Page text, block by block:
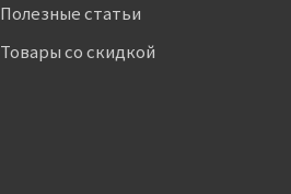
Полезные статьи
Товары со скидкой